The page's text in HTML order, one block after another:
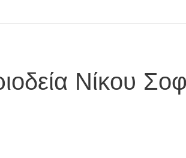
Νίκου